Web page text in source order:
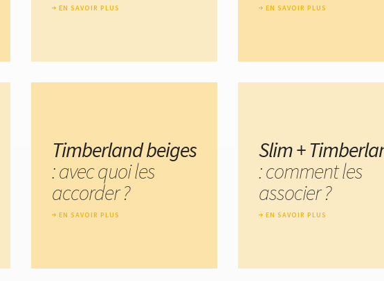
EN SAVOIR PLUS EN SAVOIR PLUS
Timberland beiges
: avec quoi les
accorder ?
EN SAVOIR PLUS
Slim +
: comment les
associer ?
EN SAVOIR PLUS